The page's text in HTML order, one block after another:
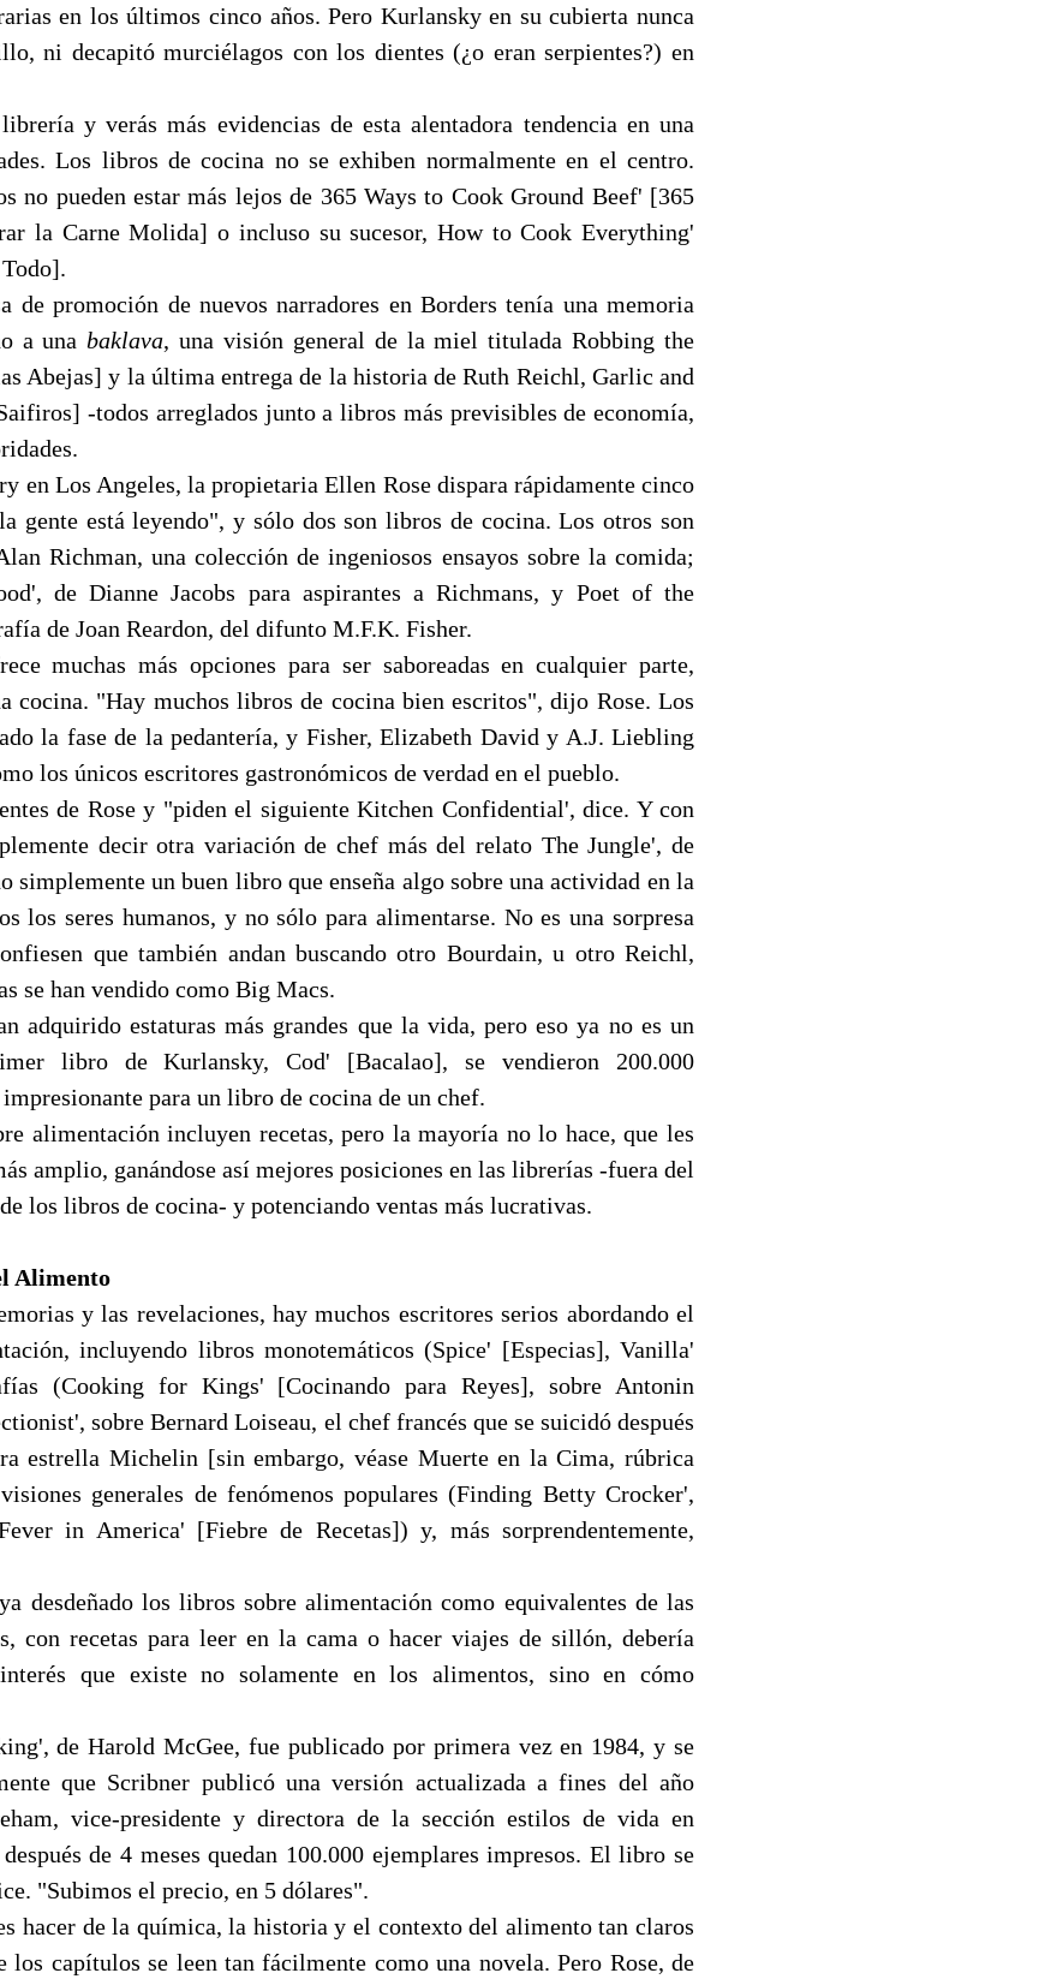
en los últimos cinco años. Pero Kurlansky en su cubierta nunca
ni decapitó murciélagos con los dientes (¿o eran serpientes?) en
y verás más evidencias de esta alentadora tendencia en una
Los libros de cocina no se exhiben normalmente en el centro.
no pueden estar más lejos de 365 Ways to Cook Ground Beef' [365
la Carne Molida] o incluso su sucesor, How to Cook Everything'
de promoción de nuevos narradores en Borders tenía una memoria
a unabaklava, una visión general de la miel titulada Robbing the
Abejas] y la última entrega de la historia de Ruth Reichl, Garlic and
-todos arreglados junto a libros más previsibles de economía,
en Los Angeles, la propietaria Ellen Rose dispara rápidamente cinco
gente está leyendo", y sólo dos son libros de cocina. Los otros son
Richman, una colección de ingeniosos ensayos sobre la comida;
de Dianne Jacobs para aspirantes a Richmans, y Poet of the
de Joan Reardon, del difunto M.F.K. Fisher.
muchas más opciones para ser saboreadas en cualquier parte,
cocina. "Hay muchos libros de cocina bien escritos", dijo Rose. Los
la fase de la pedantería, y Fisher, Elizabeth David y A.J. Liebling
los únicos escritores gastronómicos de verdad en el pueblo.
de Rose y "piden el siguiente Kitchen Confidential', dice. Y con
decir otra variación de chef más del relato The Jungle', de
simplemente un buen libro que enseña algo sobre una actividad en la
los seres humanos, y no sólo para alimentarse. No es una sorpresa
que también andan buscando otro Bourdain, u otro Reichl,
se han vendido como Big Macs.
adquirido estaturas más grandes que la vida, pero eso ya no es un
libro de Kurlansky, Cod' [Bacalao], se vendieron 200.000
para un libro de cocina de un chef.
alimentación incluyen recetas, pero la mayoría no lo hace, que les
amplio, ganándose así mejores posiciones en las librerías -fuera del
los libros de cocina- y potenciando ventas más lucrativas.
Alimento
y las revelaciones, hay muchos escritores serios abordando el
incluyendo libros monotemáticos (Spice' [Especias], Vanilla'
(Cooking for Kings' [Cocinando para Reyes], sobre Antonin
sobre Bernard Loiseau, el chef francés que se suicidó después
estrella Michelin [sin embargo, véase Muerte en la Cima, rúbrica
generales de fenómenos populares (Finding Betty Crocker',
in America' [Fiebre de Recetas]) y, más sorprendentemente,
desdeñado los libros sobre alimentación como equivalentes de las
con recetas para leer en la cama o hacer viajes de sillón, debería
que existe no solamente en los alimentos, sino en cómo
de Harold McGee, fue publicado por primera vez en 1984, y se
que Scribner publicó una versión actualizada a fines del año
vice-presidente y directora de la sección estilos de vida en
de 4 meses quedan 100.000 ejemplares impresos. El libro se
"Subimos el precio, en 5 dólares".
hacer de la química, la historia y el contexto del alimento tan claros
los capítulos se leen tan fácilmente como una novela. Pero Rose, de